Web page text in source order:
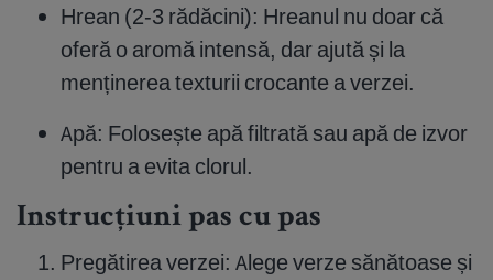
Hrean (2-3 rădăcini): Hreanul nu doar că
oferă o aromă intensă, dar ajută și la
menținerea texturii crocante a verzei.
Apă: Folosește apă filtrată sau apă de izvor
pentru a evita clorul.
Instrucțiuni pas cu pas
Pregătirea verzei: Alege verze sănătoase și